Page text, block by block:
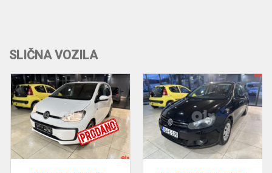
SLIČNA VOZILA